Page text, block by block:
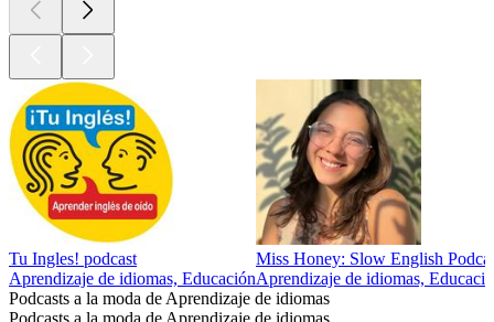
Tu Ingles! podcast
Aprendizaje de idiomas, Educación
Miss Honey: Slow English
Aprendizaje de idiomas,
Podcasts a la moda de Aprendizaje de idiomas